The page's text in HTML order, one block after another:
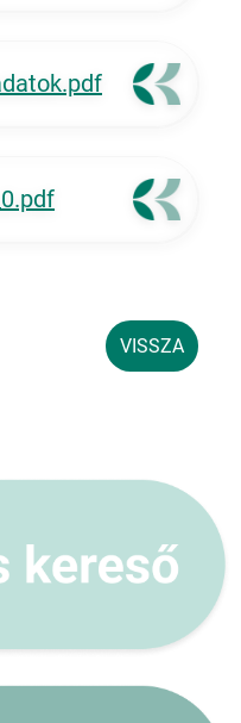
VISSZA